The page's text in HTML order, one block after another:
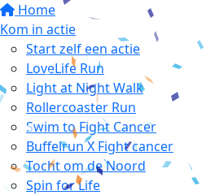
Home
Kom in actie
Start zelf een actie
LoveLife Run
Light at Night Walk
Rollercoaster Run
Swim to Fight Cancer
Buffelrun X Fight cancer
Tocht om de Noord
Spin for Life